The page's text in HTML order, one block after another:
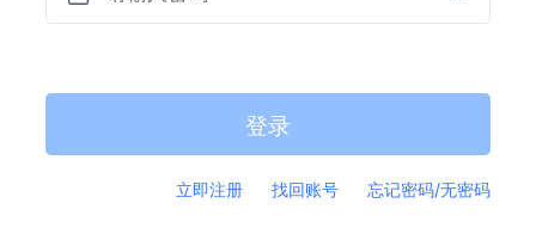
登录
立即注册 找回账号 忘记密码/无密码